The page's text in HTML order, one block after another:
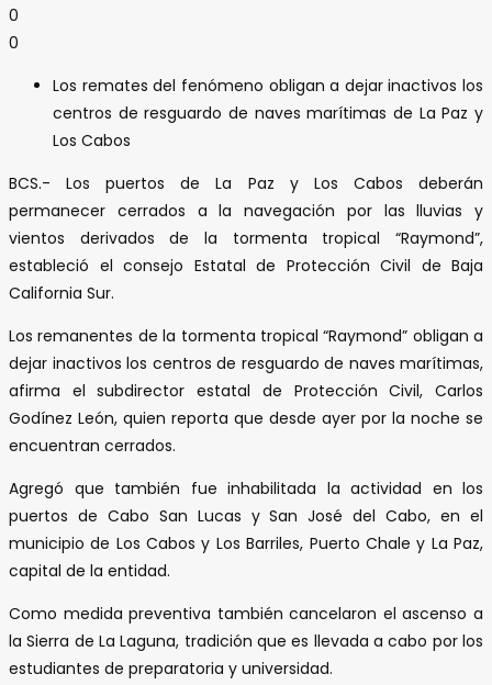
0
0
Los remates del fenómeno obligan a dejar inactivos los
centros de resguardo de naves marítimas de La Paz y
Los Cabos
BCS.- Los puertos de La Paz y Los Cabos deberán
permanecer cerrados a la navegación por las lluvias y
vientos derivados de la tormenta tropical “Raymond”,
estableció el consejo Estatal de Protección Civil de Baja
California Sur.
Los remanentes de la tormenta tropical “Raymond” obligan a
dejar inactivos los centros de resguardo de naves marítimas,
afirma el subdirector estatal de Protección Civil, Carlos
Godínez León, quien reporta que desde ayer por la noche se
encuentran cerrados.
Agregó que también fue inhabilitada la actividad en los
puertos de Cabo San Lucas y San José del Cabo, en el
municipio de Los Cabos y Los Barriles, Puerto Chale y La Paz,
capital de la entidad.
Como medida preventiva también cancelaron el ascenso a
la Sierra de La Laguna, tradición que es llevada a cabo por los
estudiantes de preparatoria y universidad.